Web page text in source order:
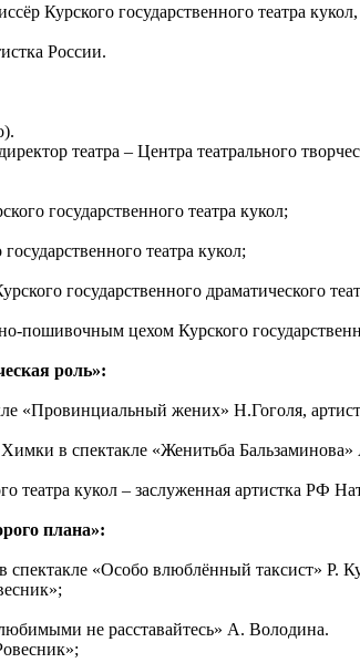
Курского государственного театра
России.
театра – Центра театрального
государственного театра кукол;
театра кукол;
государственного драматического
пошивочным цехом Курского
роль»:
«Провинциальный жених» Н.Гоголя,
в спектакле «Женитьба Бальзаминова»
театра кукол – заслуженная артистка РФ
плана»:
спектакле «Особо влюблённый таксист» Р.
не расставайтесь» А. Володина.